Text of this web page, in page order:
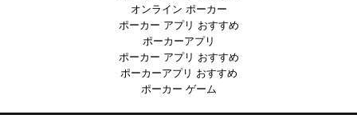
オンライン ポーカー
ポーカー アプリ おすすめ
ポーカーアプリ
ポーカー アプリ おすすめ
ポーカーアプリ おすすめ
ポーカー ゲーム